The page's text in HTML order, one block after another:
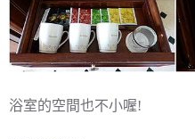
浴室的空間也不小喔!